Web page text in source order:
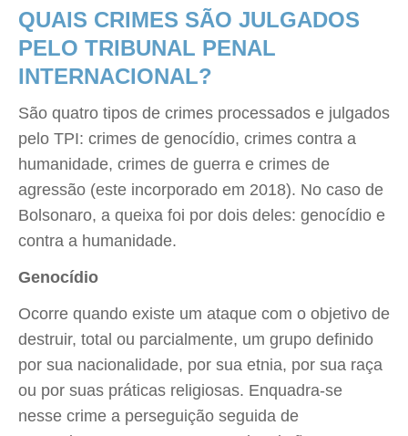
QUAIS CRIMES SÃO JULGADOS
PELO TRIBUNAL PENAL
INTERNACIONAL?
São quatro tipos de crimes processados e julgados
pelo TPI: crimes de genocídio, crimes contra a
humanidade, crimes de guerra e crimes de
agressão (este incorporado em 2018). No caso de
Bolsonaro, a queixa foi por dois deles: genocídio e
contra a humanidade.
Genocídio
Ocorre quando existe um ataque com o objetivo de
destruir, total ou parcialmente, um grupo definido
por sua nacionalidade, por sua etnia, por sua raça
ou por suas práticas religiosas. Enquadra-se
nesse crime a perseguição seguida de